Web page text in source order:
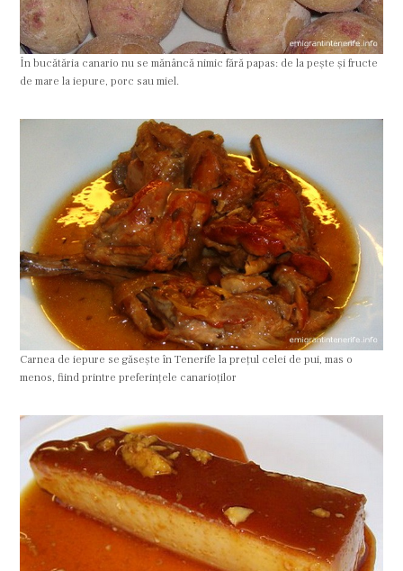
În bucătăria canario nu se mănâncă nimic fără papas: de la peşte şi fructe
de mare la iepure, porc sau miel.
Carnea de iepure se găseşte în Tenerife la preţul celei de pui, mas o
menos, fiind printre preferinţele canarioţilor